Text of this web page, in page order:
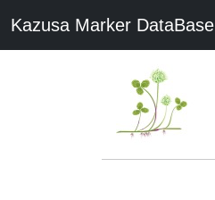
Kazusa Marker DataBase